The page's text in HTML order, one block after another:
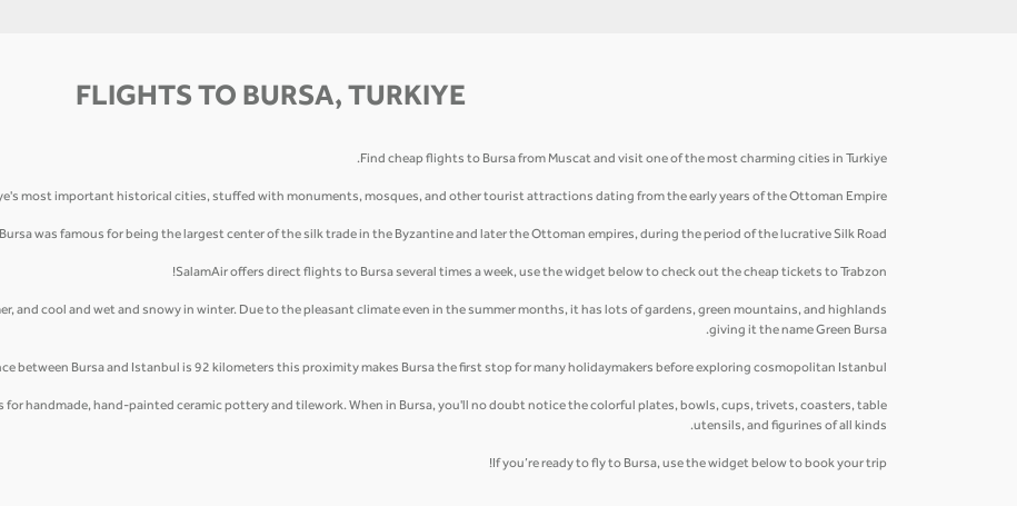
FLIGHTS TO BURSA, TURKIYE
Find cheap flights to Bursa from Muscat and visit one of the most charming cities in Turkiye.
most important historical cities, stuffed with monuments, mosques, and other tourist attractions dating from the early years of the Ottoman Empire.
Bursa was famous for being the largest center of the silk trade in the Byzantine and later the Ottoman empires, during the period of the lucrative Silk Road.
SalamAir offers direct flights to Bursa several times a week, use the widget below to check out the cheap tickets to Trabzon!
and cool and wet and snowy in winter. Due to the pleasant climate even in the summer months, it has lots of gardens, green mountains, and highlands
giving it the name Green Bursa.
between Bursa and Istanbul is 92 kilometers this proximity makes Bursa the first stop for many holidaymakers before exploring cosmopolitan Istanbul.
for handmade, hand-painted ceramic pottery and tilework. When in Bursa, you'll no doubt notice the colorful plates, bowls, cups, trivets, coasters, table
utensils, and figurines of all kinds.
If you’re ready to fly to Bursa, use the widget below to book your trip!